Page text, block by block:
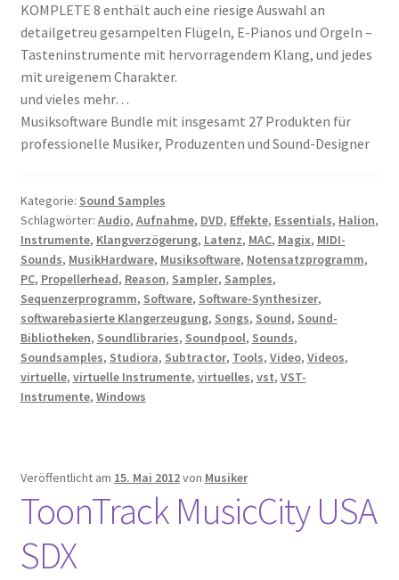
KOMPLETE 8 enthält auch eine riesige Auswahl an
detailgetreu gesampelten Flügeln, E-Pianos und Orgeln –
Tasteninstrumente mit hervorragendem Klang, und jedes
mit ureigenem Charakter.
und vieles mehr…
Musiksoftware Bundle mit insgesamt 27 Produkten für
professionelle Musiker, Produzenten und Sound-Designer
Kategorie: Sound Samples
Schlagwörter: Audio, Aufnahme, DVD, Effekte, Essentials, Halion,
Instrumente, Klangverzögerung, Latenz, MAC, Magix, MIDI-
Sounds, MusikHardware, Musiksoftware, Notensatzprogramm,
PC, Propellerhead, Reason, Sampler, Samples,
Sequenzerprogramm, Software, Software-Synthesizer,
softwarebasierte Klangerzeugung, Songs, Sound, Sound-
Bibliotheken, Soundlibraries, Soundpool, Sounds,
Soundsamples, Studiora, Subtractor, Tools, Video, Videos,
virtuelle, virtuelle Instrumente, virtuelles, vst, VST-
Instrumente, Windows
Veröffentlicht am 15. Mai 2012von Musiker
ToonTrack MusicCity USA
SDX